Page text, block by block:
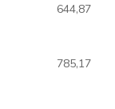
644,87
785,17